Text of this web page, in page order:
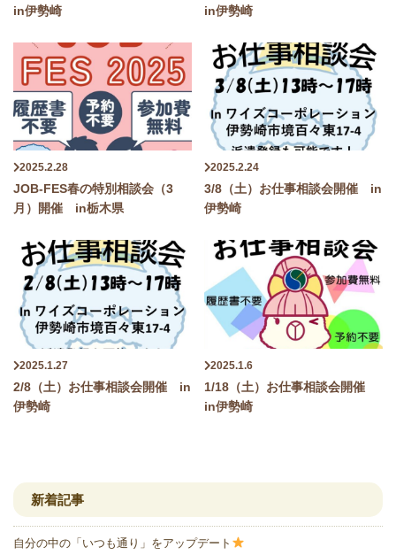
in伊勢崎 in伊勢崎
2025.2.28
JOB-FES春の特別相談会（3
月）開催 in栃木県
2025.2.24
3/8（土）お仕事相談会開催 in
伊勢崎
2025.1.27
2/8（土）お仕事相談会開催 in
伊勢崎
2025.1.6
1/18（土）お仕事相談会開催
in伊勢崎
新着記事
自分の中の「いつも通り」をアップデート